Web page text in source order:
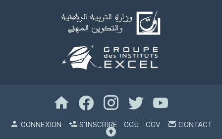
CONNEXION S'INSCRIRE CGU CGV CONTACT